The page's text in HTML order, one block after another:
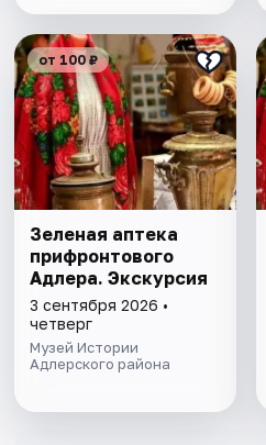
от 100 ₽
Зеленая аптека
прифронтового
Адлера. Экскурсия
3 сентября 2026 •
четверг
Музей Истории
Адлерского района